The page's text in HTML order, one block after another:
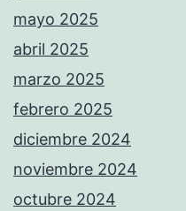
mayo 2025
abril 2025
marzo 2025
febrero 2025
diciembre 2024
noviembre 2024
octubre 2024